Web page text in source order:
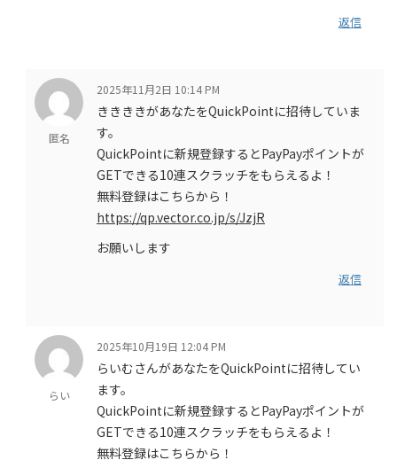
返信
匿名
2025年11月2日 10:14 PM
ききききがあなたをQuickPointに招待していま
す。
QuickPointに新規登録するとPayPayポイントが
GETできる10連スクラッチをもらえるよ！
無料登録はこちらから！
https://qp.vector.co.jp/s/JzjR
お願いします
返信
らい
2025年10月19日 12:04 PM
らいむさんがあなたをQuickPointに招待してい
ます。
QuickPointに新規登録するとPayPayポイントが
GETできる10連スクラッチをもらえるよ！
無料登録はこちらから！